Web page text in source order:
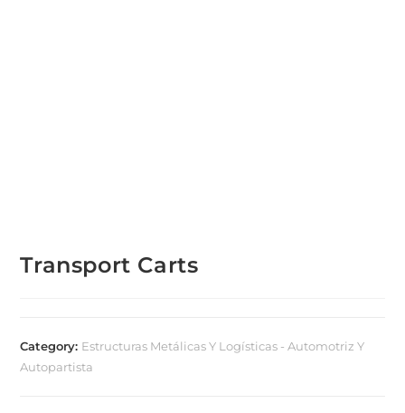
Transport Carts
Category: Estructuras Metálicas Y Logísticas - Automotriz Y
Autopartista